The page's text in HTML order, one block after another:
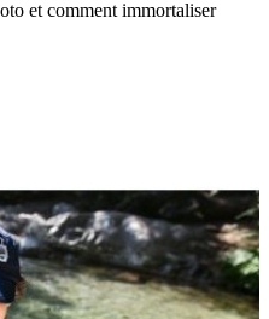
et comment immortaliser